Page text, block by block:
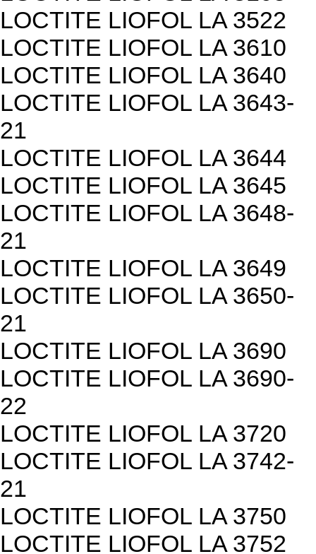
LOCTITE LIOFOL LA 3522
LOCTITE LIOFOL LA 3610
LOCTITE LIOFOL LA 3640
LOCTITE LIOFOL LA 3643-
21
LOCTITE LIOFOL LA 3644
LOCTITE LIOFOL LA 3645
LOCTITE LIOFOL LA 3648-
21
LOCTITE LIOFOL LA 3649
LOCTITE LIOFOL LA 3650-
21
LOCTITE LIOFOL LA 3690
LOCTITE LIOFOL LA 3690-
22
LOCTITE LIOFOL LA 3720
LOCTITE LIOFOL LA 3742-
21
LOCTITE LIOFOL LA 3750
LOCTITE LIOFOL LA 3752